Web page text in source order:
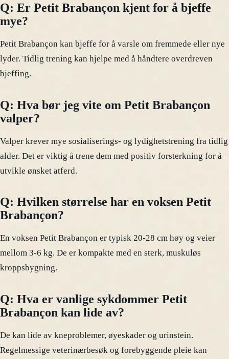
Q: Er Petit Brabançon kjent for å bjeffe
mye?
Petit Brabançon kan bjeffe for å varsle om fremmede eller nye
lyder. Tidlig trening kan hjelpe med å håndtere overdreven
bjeffing.
Q: Hva bør jeg vite om Petit Brabançon
valper?
Valper krever mye sosialiserings- og lydighetstrening fra tidlig
alder. Det er viktig å trene dem med positiv forsterkning for å
utvikle ønsket atferd.
Q: Hvilken størrelse har en voksen Petit
Brabançon?
En voksen Petit Brabançon er typisk 20-28 cm høy og veier
mellom 3-6 kg. De er kompakte med en sterk, muskuløs
kroppsbygning.
Q: Hva er vanlige sykdommer Petit
Brabançon kan lide av?
De kan lide av kneproblemer, øyeskader og urinstein.
Regelmessige veterinærbesøk og forebyggende pleie kan